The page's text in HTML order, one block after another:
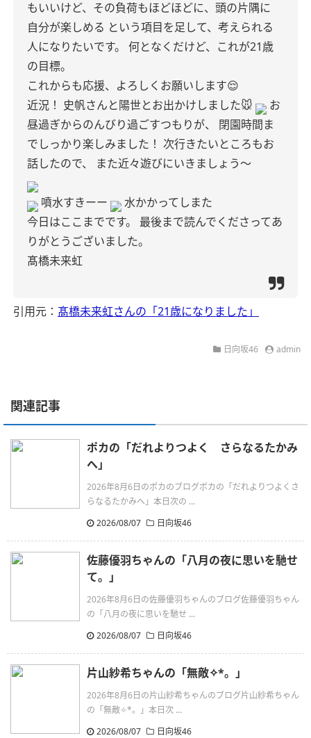
もいいけど、その負荷もほどほどに、頭の片隅に
自分が楽しめる という項目を足して、考えられる
人になりたいです。
何となくだけど、これが21歳
の目標。
これからも応援、よろしくお願いします😌
近況！ 史帆さんと陽世とお出かけしました🐭
お
昼過ぎからのんびり過ごすつもりが、
閉園時間ま
でしっかり楽しみました！ 次行きたいところもお
話したので、
また近々遊びにいきましょう〜
噴水すきーー
水かかってしまた
今日はここまでです。
最後まで読んでくださってあ
りがとうございました。
髙橋未来虹
引用元： 髙橋未来虹さんの「21歳になりました」
日向坂46 admin
関連記事
ポカの「だれよりつよく さらなるたかみ
へ」
2026年8月6日のポカのブログポカの「だれよりつよくさ
らなるたかみへ」本日次の ...
2026/08/07
日向坂46
佐藤優羽ちゃんの「八月の夜に思いを馳せ
て。」
2026年8月6日の佐藤優羽ちゃんのブログ佐藤優羽ちゃん
の「八月の夜に思いを馳せ ...
2026/08/07
日向坂46
片山紗希ちゃんの「無敵✧︎*。」
2026年8月6日の片山紗希ちゃんのブログ片山紗希ちゃん
の「無敵✧︎*。」本日次 ...
2026/08/07
日向坂46